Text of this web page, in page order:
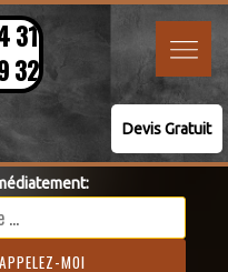
31
32
Devis Gratuit